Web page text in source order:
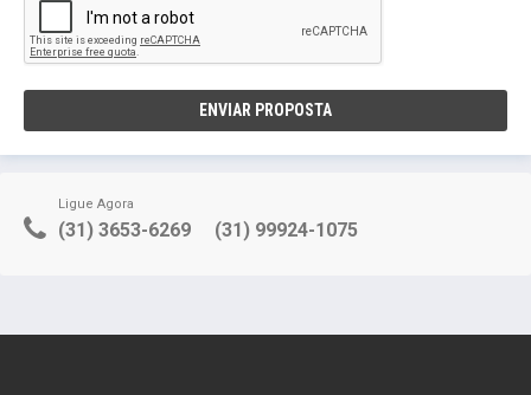
ENVIAR PROPOSTA
Ligue Agora
(31) 3653-6269 (31) 99924-1075